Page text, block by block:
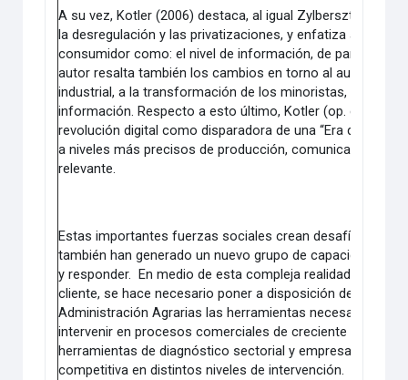
A su vez, Kotler (2006) destaca, al igual Zylbersztajn (op
la desregulación y las privatizaciones, y enfatiza
consumidor como: el nivel de información, de
autor resalta también los cambios en torno al aumento
industrial, a la transformación de los minoristas, la
información. Respecto a esto último, Kotler (op. cit.)
revolución digital como disparadora de una “Era de la
a niveles más precisos de producción, comunicaciones
relevante.
Estas importantes fuerzas sociales crean desafíos
también han generado un nuevo grupo de capacidades
y responder. En medio de esta compleja realidad para
cliente, se hace necesario poner a disposición de los
Administración Agrarias las herramientas necesarias
intervenir en procesos comerciales de creciente
herramientas de diagnóstico sectorial y empresarial a fin
competitiva en distintos niveles de intervención.